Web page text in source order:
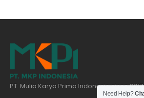
PT. Mulia Karya Prima Indonesia since 2017
Need Help?